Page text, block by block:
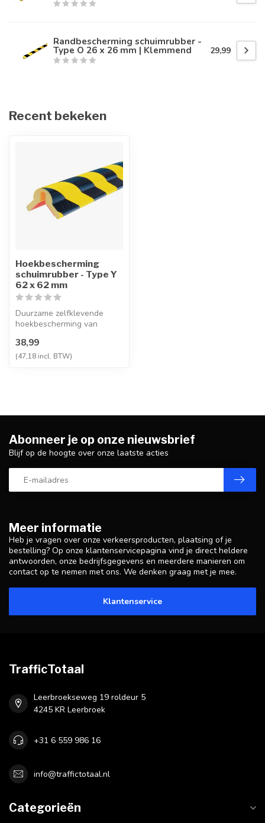
Randbescherming schuimrubber -
Type O 26 x 26 mm | Klemmend 29,99
Recent bekeken
Hoekbescherming
schuimrubber - Type Y
62 x 62 mm
Duurzame zelfklevende
hoekbescherming van
slijtbestendig en ...
38,99
(47,18 incl. BTW)
Meer informatie
Heb je vragen over onze verkeersproducten, plaatsing of je
bestelling? Op onze klantenservicepagina vind je direct heldere
antwoorden, onze bedrijfsgegevens en meerdere manieren om
contact op te nemen met ons. We denken graag met je mee.
Klantenservice
Abonneer je op onze nieuwsbrief
Blijf op de hoogte over onze laatste acties
TrafficTotaal
Leerbroekseweg 19 roldeur 5
4245 KR Leerbroek
+31 6 559 986 16
info@traffictotaal.nl
Categorieën